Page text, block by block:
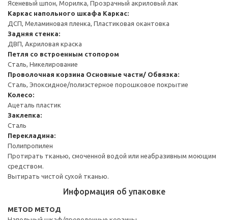
Ясеневый шпон, Морилка, Прозрачный акриловый лак
Каркас напольного шкафа Каркас:
ДСП, Меламиновая пленка, Пластиковая окантовка
Задняя стенка:
ДВП, Акриловая краска
Петля со встроенным стопором
Сталь, Никелирование
Проволочная корзина Основные части/ Обвязка:
Сталь, Эпоксидное/полиэстерное порошковое покрытие
Колесо:
Ацеталь пластик
Заклепка:
Сталь
Перекладина:
Полипропилен
Протирать тканью, смоченной водой или неабразивным моющим
средством.
Вытирать чистой сухой тканью.
Информация об упаковке
METOD МЕТОД